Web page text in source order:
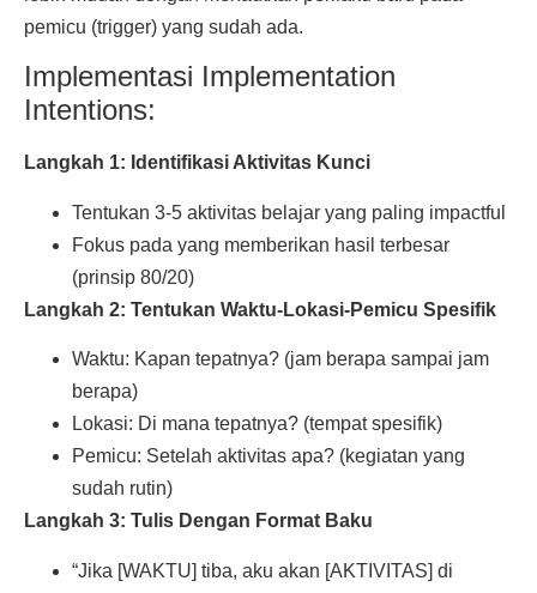
pemicu (trigger) yang sudah ada.
Implementasi Implementation
Intentions:
Langkah 1: Identifikasi Aktivitas Kunci
Tentukan 3-5 aktivitas belajar yang paling impactful
Fokus pada yang memberikan hasil terbesar
(prinsip 80/20)
Langkah 2: Tentukan Waktu-Lokasi-Pemicu Spesifik
Waktu: Kapan tepatnya? (jam berapa sampai jam
berapa)
Lokasi: Di mana tepatnya? (tempat spesifik)
Pemicu: Setelah aktivitas apa? (kegiatan yang
sudah rutin)
Langkah 3: Tulis Dengan Format Baku
“Jika [WAKTU] tiba, aku akan [AKTIVITAS] di